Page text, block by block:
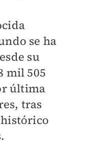
se ha
su
mil 505
última
tras